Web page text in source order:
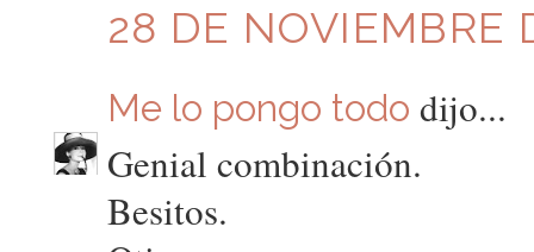
28 DE NOVIEMBRE
Me lo pongo todo dijo...
Genial combinación.
Besitos.